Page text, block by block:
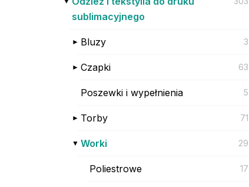
sublimacyjnego
Bluzy 3
Czapki 63
Poszewki i wypełnienia 5
Torby 71
Worki 29
Poliestrowe 17